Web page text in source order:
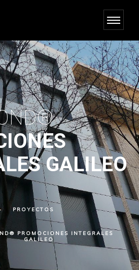
GALILEO
PROYECTOS
PROMOCIONES INTEGRALES
GALILEO